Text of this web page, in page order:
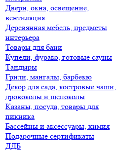
Двери, окна, освещение,
вентиляция
Деревянная мебель, предметы
интерьера
Товары для бани
Купели, фурако, готовые сауны
Тандыры
Грили, мангалы, барбекю
Декор для сада, костровые чаши,
дровоколы и щепоколы
Казаны, посуда, товары для
пикника
Бассейны и аксессуары, химия
Подарочные сертификаты
ДДБ